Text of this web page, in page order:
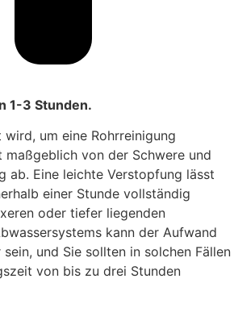
1-3 Stunden.
um eine Rohrreinigung
maßgeblich von der Schwere und
ab. Eine leichte Verstopfung lässt
einer Stunde vollständig
oder tiefer liegenden
kann der Aufwand
und Sie sollten in solchen Fällen
von bis zu drei Stunden